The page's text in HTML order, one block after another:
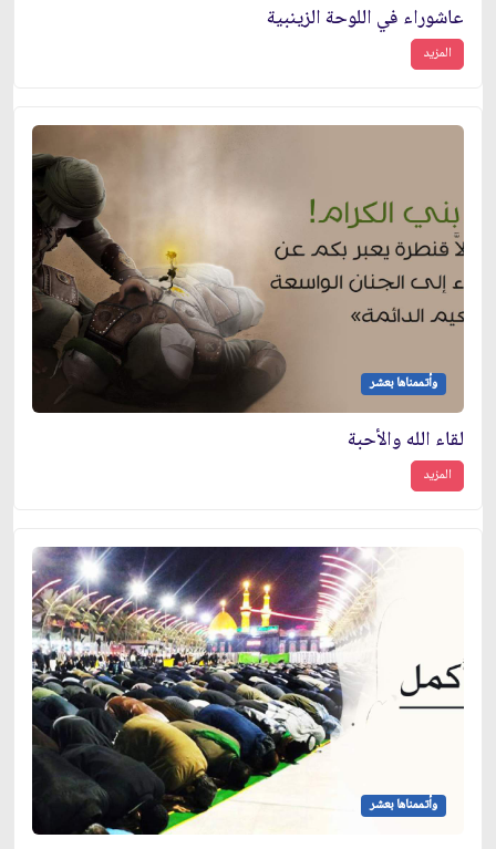
عاشوراء في اللوحة الزينبية
المزيد
وأتممناها بعشر
لقاء الله والأحبة
المزيد
وأتممناها بعشر